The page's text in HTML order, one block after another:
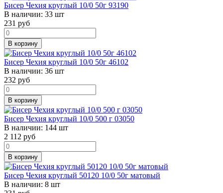
Бисер Чехия круглый 10/0 50г 93190
В наличии: 33 шт
231 руб
В корзину
Бисер Чехия круглый 10/0 50г 46102
В наличии: 36 шт
232 руб
В корзину
Бисер Чехия круглый 10/0 500 г 03050
В наличии: 144 шт
2 112 руб
В корзину
Бисер Чехия круглый 50120 10/0 50г матовый
В наличии: 8 шт